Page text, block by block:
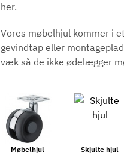
her.
Vores møbelhjul kommer i
gevindtap eller
væk så de ikke ødelægger
Møbelhjul Skjulte hjul